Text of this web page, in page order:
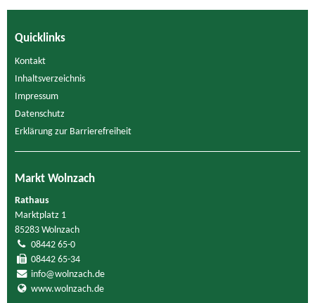
Quicklinks
Kontakt
Inhaltsverzeichnis
Impressum
Datenschutz
Erklärung zur Barrierefreiheit
Markt Wolnzach
Rathaus
Marktplatz 1
85283 Wolnzach
08442 65-0
08442 65-34
info@wolnzach.de
www.wolnzach.de